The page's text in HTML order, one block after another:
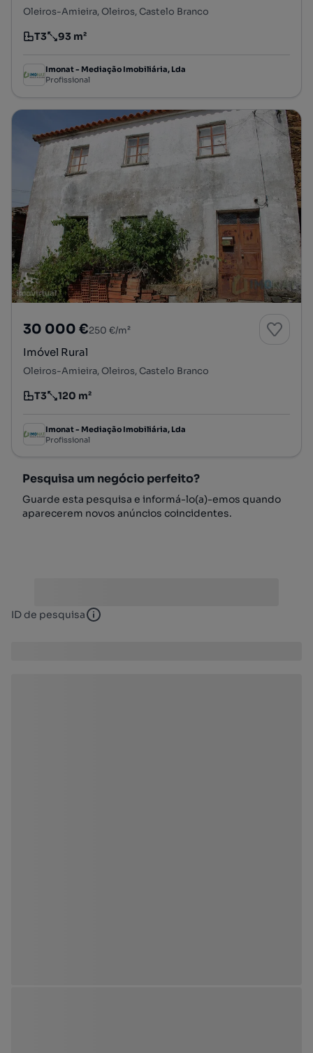
Oleiros-Amieira, Oleiros, Castelo Branco
Tipologia
T3
Preço por metro quadrado
93 m²
Imonat - Mediação Imobiliária, Lda
Profissional
30 000 €250 €/m²
Imóvel Rural
Oleiros-Amieira, Oleiros, Castelo Branco
Tipologia
T3
Preço por metro quadrado
120 m²
Imonat - Mediação Imobiliária, Lda
Profissional
Pesquisa um negócio perfeito?
Guarde esta pesquisa e informá-lo(a)-emos quando
aparecerem novos anúncios coincidentes.
ID de pesquisa ID de pesquisa